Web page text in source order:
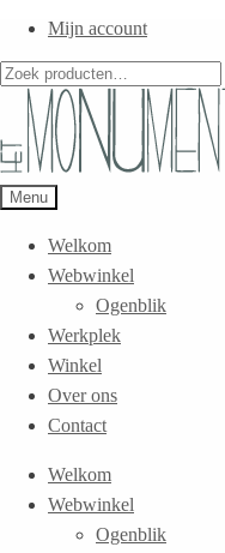
Mijn account
Zoeken
naar:
Menu
Welkom
Webwinkel
Ogenblik
Werkplek
Winkel
Over ons
Contact
Welkom
Webwinkel
Ogenblik